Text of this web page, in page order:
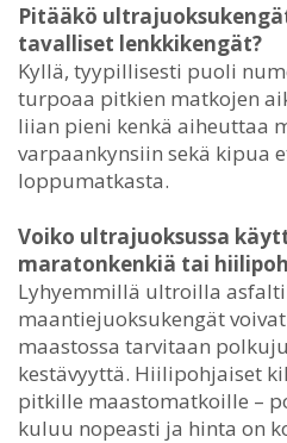
Pitääkö
tavalliset lenkkikengät?
Kyllä, tyypillisesti puoli
turpoaa pitkien matkojen
liian pieni kenkä aiheuttaa
varpaankynsiin sekä kipua
loppumatkasta.
Voiko ultrajuoksussa
maratonkenkiä tai
Lyhyemmillä ultroilla
maantiejuoksukengät
maastossa tarvitaan
kestävyyttä. Hiilipohjaiset
pitkille maastomatkoille –
kuluu nopeasti ja hinta on